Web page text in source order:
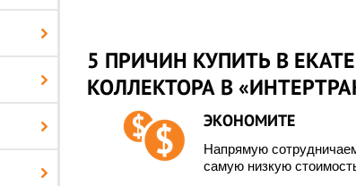
5 ПРИЧИН КУПИТЬ В
КОЛЛЕКТОРА В
ЭКОНОМИТЕ
Напрямую
самую низкую